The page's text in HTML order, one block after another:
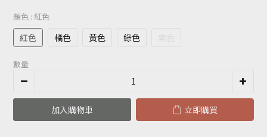
顏色 : 紅色
紅色 橘色 黃色 綠色
數量
加入購物車 立即購買